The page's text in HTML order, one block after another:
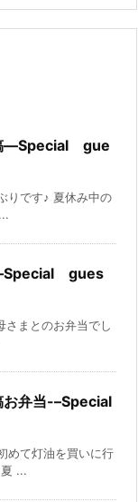
—Special gue
す♪ 夏休み中の
gues
とのお弁当でし
お弁当-–Special
て灯油を買いに行
...